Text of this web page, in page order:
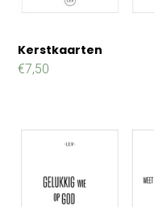
Kerstkaarten
€7,50